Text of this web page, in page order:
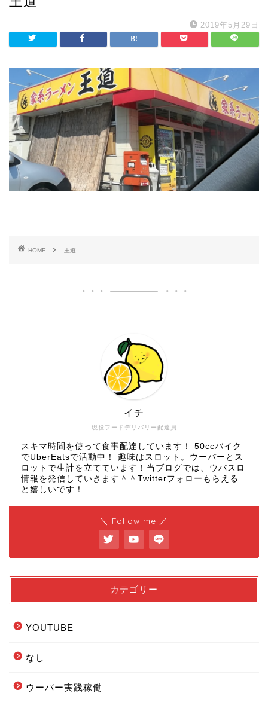
2019年5月29日
HOME 王道
現役フードデリバリー配達員
イチ
スキマ時間を使って食事配達しています！ 50ccバイク
でUberEatsで活動中！ 趣味はスロット。ウーバーとス
ロットで生計を立てています！当ブログでは、ウバスロ
情報を発信していきます＾＾Twitterフォローもらえる
と嬉しいです！
＼ Follow me ／
カテゴリー
YOUTUBE
なし
ウーバー実践稼働